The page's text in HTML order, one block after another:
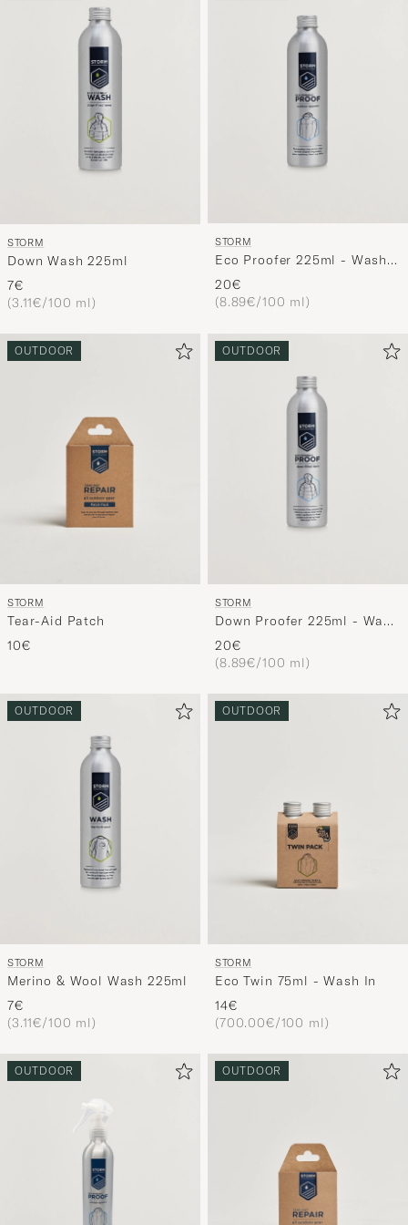
STORM
Down Wash 225ml
7€
(3.11€/100 ml)
STORM
Eco Proofer 225ml - Wash
In
20€
(8.89€/100 ml)
OUTDOOR
STORM
Tear-Aid Patch
10€
OUTDOOR
STORM
Down Proofer 225ml - Wash
In
20€
(8.89€/100 ml)
OUTDOOR
STORM
Merino & Wool Wash 225ml
7€
(3.11€/100 ml)
OUTDOOR
STORM
Eco Twin 75ml - Wash In
14€
(700.00€/100 ml)
OUTDOOR OUTDOOR